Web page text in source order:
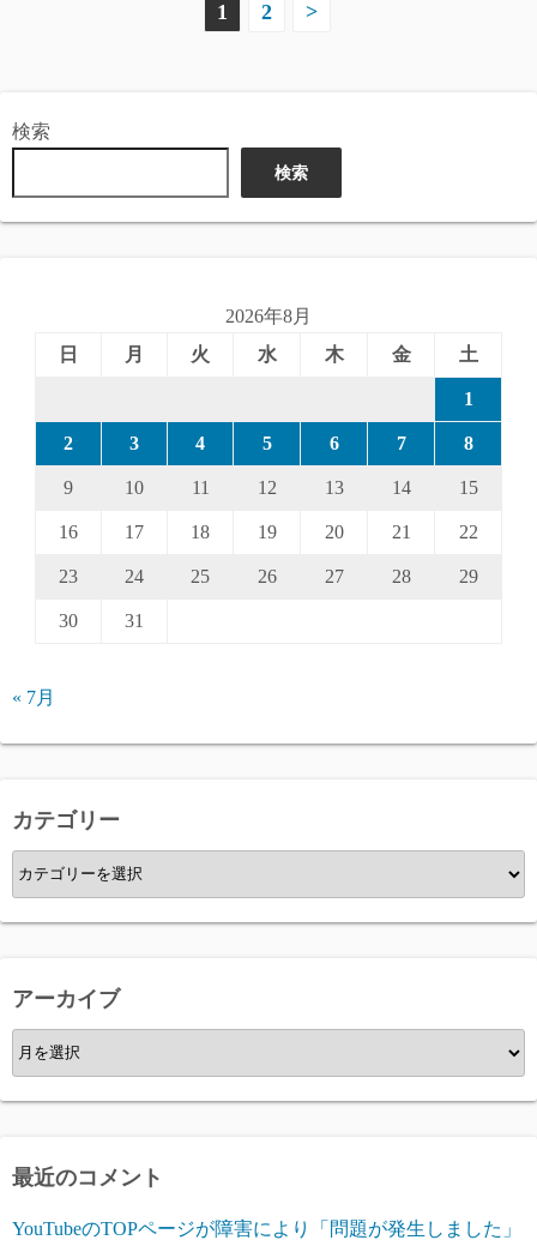
ペ
ー
1 2 >
検索
検索
2026年8月
日
月 火 水 木 金 土
1
2 3 4 5 6 7 8
9 10 11 12 13 14 15
16 17 18 19 20 21 22
23 24 25 26 27 28 29
30 31
« 7月
カテゴリー
カ
テ
ゴ
ー
アーカイブ
ア
ー
カ
ブ
最近のコメント
YouTubeのTOPページが障害により「問題が発生しました」